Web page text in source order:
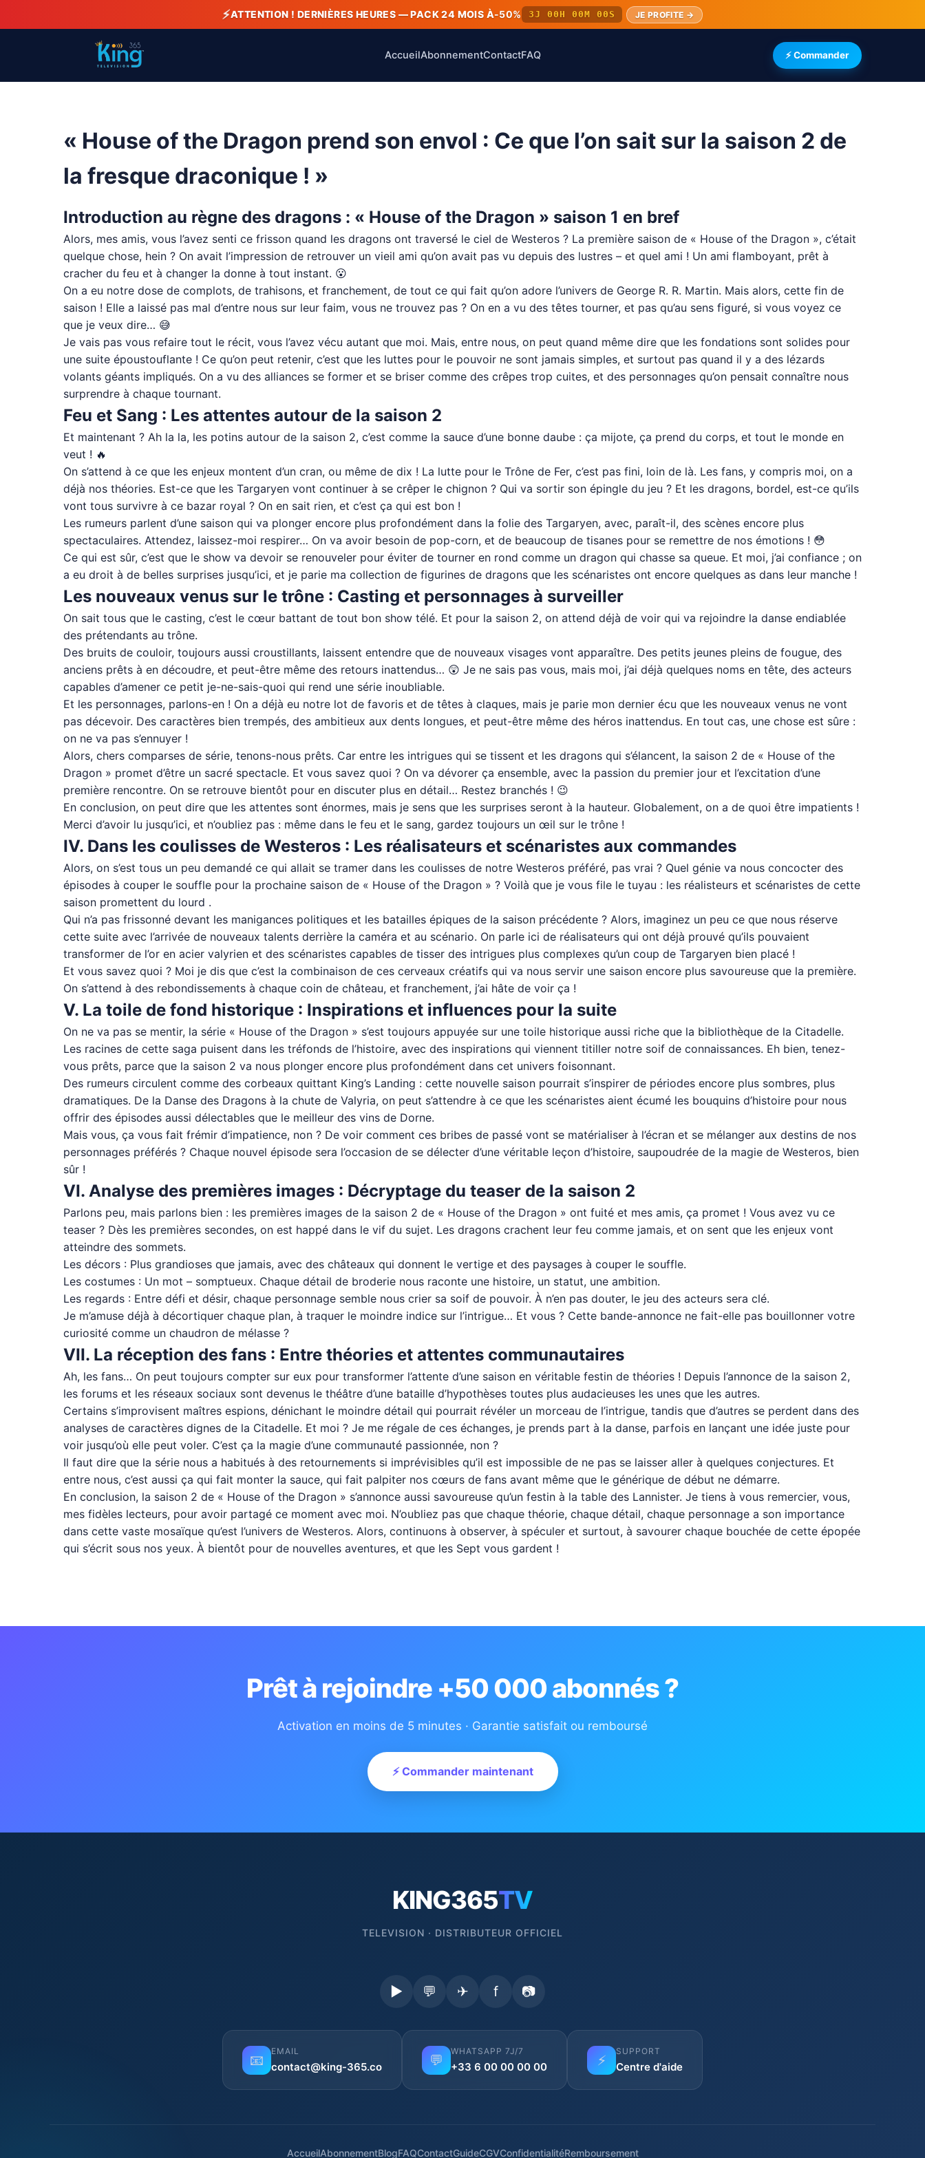
⚡ATTENTION ! DERNIÈRES HEURES — PACK 24 MOIS À-50% 3J 00H 00M 00S JE PROFITE →
AccueilAbonnementContactFAQ ⚡ Commander
« House of the Dragon prend son envol : Ce que l’on sait sur la saison 2 de
la fresque draconique ! »
Introduction au règne des dragons : « House of the Dragon » saison 1 en bref
Alors, mes amis, vous l’avez senti ce frisson quand les dragons ont traversé le ciel de Westeros ? La première saison de « House of the Dragon », c’était
quelque chose, hein ? On avait l’impression de retrouver un vieil ami qu’on avait pas vu depuis des lustres – et quel ami ! Un ami flamboyant, prêt à
cracher du feu et à changer la donne à tout instant. 😮
On a eu notre dose de complots, de trahisons, et franchement, de tout ce qui fait qu’on adore l’univers de George R. R. Martin. Mais alors, cette fin de
saison ! Elle a laissé pas mal d’entre nous sur leur faim, vous ne trouvez pas ? On en a vu des têtes tourner, et pas qu’au sens figuré, si vous voyez ce
que je veux dire… 😅
Je vais pas vous refaire tout le récit, vous l’avez vécu autant que moi. Mais, entre nous, on peut quand même dire que les fondations sont solides pour
une suite époustouflante ! Ce qu’on peut retenir, c’est que les luttes pour le pouvoir ne sont jamais simples, et surtout pas quand il y a des lézards
volants géants impliqués. On a vu des alliances se former et se briser comme des crêpes trop cuites, et des personnages qu’on pensait connaître nous
surprendre à chaque tournant.
Feu et Sang : Les attentes autour de la saison 2
Et maintenant ? Ah la la, les potins autour de la saison 2, c’est comme la sauce d’une bonne daube : ça mijote, ça prend du corps, et tout le monde en
veut ! 🔥
On s’attend à ce que les enjeux montent d’un cran, ou même de dix ! La lutte pour le Trône de Fer, c’est pas fini, loin de là. Les fans, y compris moi, on a
déjà nos théories. Est-ce que les Targaryen vont continuer à se crêper le chignon ? Qui va sortir son épingle du jeu ? Et les dragons, bordel, est-ce qu’ils
vont tous survivre à ce bazar royal ? On en sait rien, et c’est ça qui est bon !
Les rumeurs parlent d’une saison qui va plonger encore plus profondément dans la folie des Targaryen, avec, paraît-il, des scènes encore plus
spectaculaires. Attendez, laissez-moi respirer… On va avoir besoin de pop-corn, et de beaucoup de tisanes pour se remettre de nos émotions ! 😳
Ce qui est sûr, c’est que le show va devoir se renouveler pour éviter de tourner en rond comme un dragon qui chasse sa queue. Et moi, j’ai confiance ; on
a eu droit à de belles surprises jusqu’ici, et je parie ma collection de figurines de dragons que les scénaristes ont encore quelques as dans leur manche !
Les nouveaux venus sur le trône : Casting et personnages à surveiller
On sait tous que le casting, c’est le cœur battant de tout bon show télé. Et pour la saison 2, on attend déjà de voir qui va rejoindre la danse endiablée
des prétendants au trône.
Des bruits de couloir, toujours aussi croustillants, laissent entendre que de nouveaux visages vont apparaître. Des petits jeunes pleins de fougue, des
anciens prêts à en découdre, et peut-être même des retours inattendus… 😲 Je ne sais pas vous, mais moi, j’ai déjà quelques noms en tête, des acteurs
capables d’amener ce petit je-ne-sais-quoi qui rend une série inoubliable.
Et les personnages, parlons-en ! On a déjà eu notre lot de favoris et de têtes à claques, mais je parie mon dernier écu que les nouveaux venus ne vont
pas décevoir. Des caractères bien trempés, des ambitieux aux dents longues, et peut-être même des héros inattendus. En tout cas, une chose est sûre :
on ne va pas s’ennuyer !
Alors, chers comparses de série, tenons-nous prêts. Car entre les intrigues qui se tissent et les dragons qui s’élancent, la saison 2 de « House of the
Dragon » promet d’être un sacré spectacle. Et vous savez quoi ? On va dévorer ça ensemble, avec la passion du premier jour et l’excitation d’une
première rencontre. On se retrouve bientôt pour en discuter plus en détail… Restez branchés ! 😉
En conclusion, on peut dire que les attentes sont énormes, mais je sens que les surprises seront à la hauteur. Globalement, on a de quoi être impatients !
Merci d’avoir lu jusqu’ici, et n’oubliez pas : même dans le feu et le sang, gardez toujours un œil sur le trône !
IV. Dans les coulisses de Westeros : Les réalisateurs et scénaristes aux commandes
Alors, on s’est tous un peu demandé ce qui allait se tramer dans les coulisses de notre Westeros préféré, pas vrai ? Quel génie va nous concocter des
épisodes à couper le souffle pour la prochaine saison de « House of the Dragon » ? Voilà que je vous file le tuyau : les réalisteurs et scénaristes de cette
saison promettent du lourd .
Qui n’a pas frissonné devant les manigances politiques et les batailles épiques de la saison précédente ? Alors, imaginez un peu ce que nous réserve
cette suite avec l’arrivée de nouveaux talents derrière la caméra et au scénario. On parle ici de réalisateurs qui ont déjà prouvé qu’ils pouvaient
transformer de l’or en acier valyrien et des scénaristes capables de tisser des intrigues plus complexes qu’un coup de Targaryen bien placé !
Et vous savez quoi ? Moi je dis que c’est la combinaison de ces cerveaux créatifs qui va nous servir une saison encore plus savoureuse que la première.
On s’attend à des rebondissements à chaque coin de château, et franchement, j’ai hâte de voir ça !
V. La toile de fond historique : Inspirations et influences pour la suite
On ne va pas se mentir, la série « House of the Dragon » s’est toujours appuyée sur une toile historique aussi riche que la bibliothèque de la Citadelle.
Les racines de cette saga puisent dans les tréfonds de l’histoire, avec des inspirations qui viennent titiller notre soif de connaissances. Eh bien, tenez-
vous prêts, parce que la saison 2 va nous plonger encore plus profondément dans cet univers foisonnant.
Des rumeurs circulent comme des corbeaux quittant King’s Landing : cette nouvelle saison pourrait s’inspirer de périodes encore plus sombres, plus
dramatiques. De la Danse des Dragons à la chute de Valyria, on peut s’attendre à ce que les scénaristes aient écumé les bouquins d’histoire pour nous
offrir des épisodes aussi délectables que le meilleur des vins de Dorne.
Mais vous, ça vous fait frémir d’impatience, non ? De voir comment ces bribes de passé vont se matérialiser à l’écran et se mélanger aux destins de nos
personnages préférés ? Chaque nouvel épisode sera l’occasion de se délecter d’une véritable leçon d’histoire, saupoudrée de la magie de Westeros, bien
sûr !
VI. Analyse des premières images : Décryptage du teaser de la saison 2
Parlons peu, mais parlons bien : les premières images de la saison 2 de « House of the Dragon » ont fuité et mes amis, ça promet ! Vous avez vu ce
teaser ? Dès les premières secondes, on est happé dans le vif du sujet. Les dragons crachent leur feu comme jamais, et on sent que les enjeux vont
atteindre des sommets.
Les décors : Plus grandioses que jamais, avec des châteaux qui donnent le vertige et des paysages à couper le souffle.
Les costumes : Un mot – somptueux. Chaque détail de broderie nous raconte une histoire, un statut, une ambition.
Les regards : Entre défi et désir, chaque personnage semble nous crier sa soif de pouvoir. À n’en pas douter, le jeu des acteurs sera clé.
Je m’amuse déjà à décortiquer chaque plan, à traquer le moindre indice sur l’intrigue… Et vous ? Cette bande-annonce ne fait-elle pas bouillonner votre
curiosité comme un chaudron de mélasse ?
VII. La réception des fans : Entre théories et attentes communautaires
Ah, les fans… On peut toujours compter sur eux pour transformer l’attente d’une saison en véritable festin de théories ! Depuis l’annonce de la saison 2,
les forums et les réseaux sociaux sont devenus le théâtre d’une bataille d’hypothèses toutes plus audacieuses les unes que les autres.
Certains s’improvisent maîtres espions, dénichant le moindre détail qui pourrait révéler un morceau de l’intrigue, tandis que d’autres se perdent dans des
analyses de caractères dignes de la Citadelle. Et moi ? Je me régale de ces échanges, je prends part à la danse, parfois en lançant une idée juste pour
voir jusqu’où elle peut voler. C’est ça la magie d’une communauté passionnée, non ?
Il faut dire que la série nous a habitués à des retournements si imprévisibles qu’il est impossible de ne pas se laisser aller à quelques conjectures. Et
entre nous, c’est aussi ça qui fait monter la sauce, qui fait palpiter nos cœurs de fans avant même que le générique de début ne démarre.
En conclusion, la saison 2 de « House of the Dragon » s’annonce aussi savoureuse qu’un festin à la table des Lannister. Je tiens à vous remercier, vous,
mes fidèles lecteurs, pour avoir partagé ce moment avec moi. N’oubliez pas que chaque théorie, chaque détail, chaque personnage a son importance
dans cette vaste mosaïque qu’est l’univers de Westeros. Alors, continuons à observer, à spéculer et surtout, à savourer chaque bouchée de cette épopée
qui s’écrit sous nos yeux. À bientôt pour de nouvelles aventures, et que les Sept vous gardent !
Prêt à rejoindre +50 000 abonnés ?
Activation en moins de 5 minutes · Garantie satisfait ou remboursé
⚡ Commander maintenant
KING365TV
TELEVISION · DISTRIBUTEUR OFFICIEL
▶ 💬 ✈ f 📷
📧
EMAIL
contact@king-365.co 💬
WHATSAPP 7J/7
+33 6 00 00 00 00 ⚡
SUPPORT
Centre d'aide
AccueilAbonnementBlogFAQContactGuideCGVConfidentialitéRemboursement